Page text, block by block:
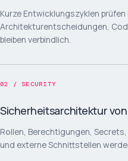
Kurze Entwicklungszyklen
Architekturentscheidungen,
bleiben verbindlich.
02 / SECURITY
Sicherheitsarchitektur
Rollen, Berechtigungen,
und externe Schnittstellen